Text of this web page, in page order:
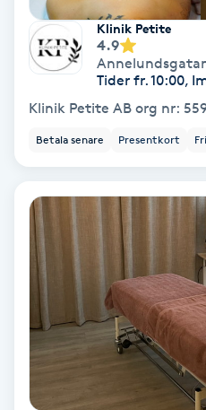
Herrklippning
Hollywood Peel
Hot Stone Massage
Hot yoga
Hudföryngring
Huduppstramning
Klinik Petite
4.9
Tider fr. 10:00,
Klinik Petite AB
Betala senare Presentkort